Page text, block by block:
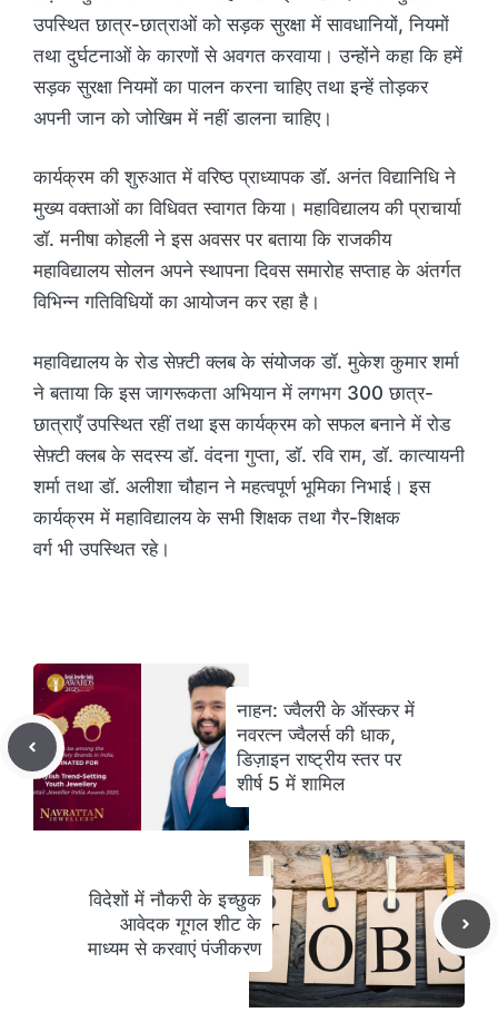
उपस्थित छात्र-छात्राओं को सड़क सुरक्षा में सावधानियों, नियमों
तथा दुर्घटनाओं के कारणों से अवगत करवाया। उन्होंने कहा कि हमें
सड़क सुरक्षा नियमों का पालन करना चाहिए तथा इन्हें तोड़कर
अपनी जान को जोखिम में नहीं डालना चाहिए।
कार्यक्रम की शुरुआत में वरिष्ठ प्राध्यापक डॉ. अनंत विद्यानिधि ने
मुख्य वक्ताओं का विधिवत स्वागत किया। महाविद्यालय की प्राचार्या
डॉ. मनीषा कोहली ने इस अवसर पर बताया कि राजकीय
महाविद्यालय सोलन अपने स्थापना दिवस समारोह सप्ताह के अंतर्गत
विभिन्न गतिविधियों का आयोजन कर रहा है।
महाविद्यालय के रोड सेफ़्टी क्लब के संयोजक डॉ. मुकेश कुमार शर्मा
ने बताया कि इस जागरूकता अभियान में लगभग 300 छात्र-
छात्राएँ उपस्थित रहीं तथा इस कार्यक्रम को सफल बनाने में रोड
सेफ़्टी क्लब के सदस्य डॉ. वंदना गुप्ता, डॉ. रवि राम, डॉ. कात्यायनी
शर्मा तथा डॉ. अलीशा चौहान ने महत्वपूर्ण भूमिका निभाई। इस
कार्यक्रम में महाविद्यालय के सभी शिक्षक तथा गैर-शिक्षक
वर्ग भी उपस्थित रहे।
नाहन: ज्वैलरी के ऑस्कर में
नवरत्न ज्वैलर्स की धाक,
डिज़ाइन राष्ट्रीय स्तर पर
शीर्ष 5 में शामिल
विदेशों में नौकरी के इच्छुक
आवेदक गूगल शीट के
माध्यम से करवाएं पंजीकरण